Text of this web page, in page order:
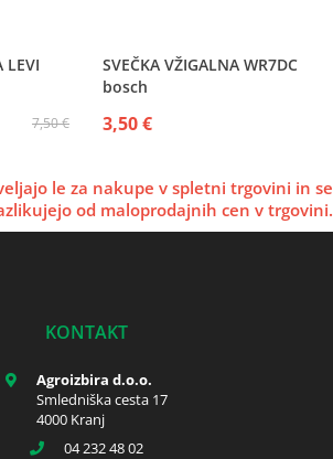
LEVI
7,50 €
SVEČKA VŽIGALNA WR7DC
bosch
3,50 €
le za nakupe v spletni trgovini in se
od maloprodajnih cen v trgovini.
KONTAKT
Agroizbira d.o.o.
Smledniška cesta 17
4000 Kranj
04 232 48 02